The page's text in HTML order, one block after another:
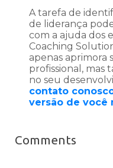
A tarefa de
de liderança
com a ajuda dos
Coaching
apenas aprimora
profissional, mas
no seu
contato
versão de você
Comments